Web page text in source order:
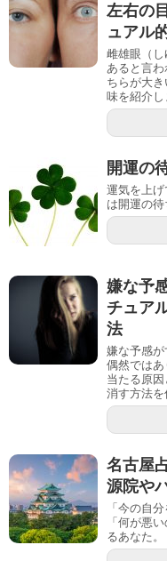
左右の
ュアル
雌雄眼（
あると言
ちらが大
味を紹介し
開運の
運気を上
は開運の待
嫌な予
チュア
法
嫌な予感
偶然ではあ
当たる原
消す方法を
名古屋
源院や
「今の自
「何が悪
るあなた。